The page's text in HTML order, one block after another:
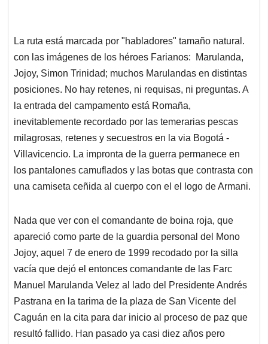
La ruta está marcada por "habladores" tamaño natural.
con las imágenes de los héroes Farianos: Marulanda,
Jojoy, Simon Trinidad; muchos Marulandas en distintas
posiciones. No hay retenes, ni requisas, ni preguntas. A
la entrada del campamento está Romaña,
inevitablemente recordado por las temerarias pescas
milagrosas, retenes y secuestros en la via Bogotá -
Villavicencio. La impronta de la guerra permanece en
los pantalones camuflados y las botas que contrasta con
una camiseta ceñida al cuerpo con el el logo de Armani.
Nada que ver con el comandante de boina roja, que
apareció como parte de la guardia personal del Mono
Jojoy, aquel 7 de enero de 1999 recodado por la silla
vacía que dejó el entonces comandante de las Farc
Manuel Marulanda Velez al lado del Presidente Andrés
Pastrana en la tarima de la plaza de San Vicente del
Caguán en la cita para dar inicio al proceso de paz que
resultó fallido. Han pasado ya casi diez años pero